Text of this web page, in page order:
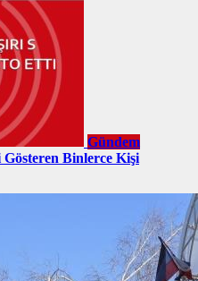
Gündem
Binlerce Kişi